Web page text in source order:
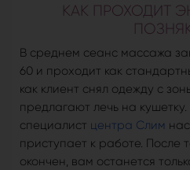
КАК ПРОХОДИТ
В среднем сеанс массажа
60 и проходит как
как клиент снял одежду с
предлагают лечь на
специалист центра Слим
приступает к работе. После
окончен, вам останется